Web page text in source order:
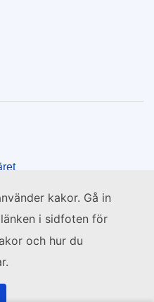
kakor. Gå in
i sidfoten för
och hur du